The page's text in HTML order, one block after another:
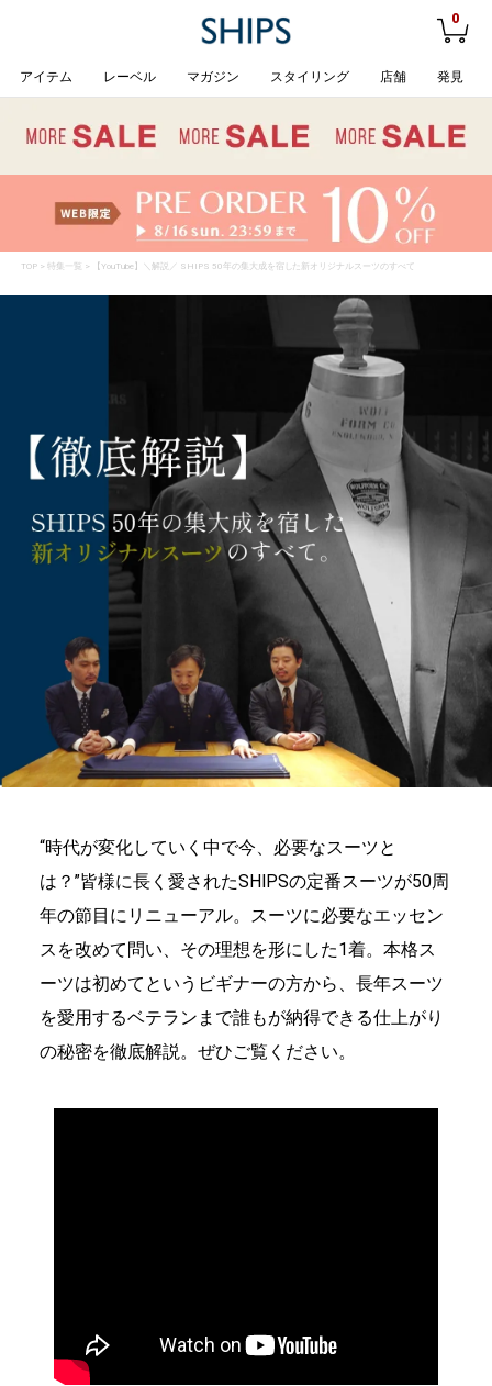
0
アイテム レーベル マガジン スタイリング 店舗 発見
TOP> 特集一覧 > 【YouTube】＼解説／ SHIPS 50年の集大成を宿した新オリジナルスーツのすべて
“時代が変化していく中で今、必要なスーツと
は？”皆様に長く愛されたSHIPSの定番スーツが50周
年の節目にリニューアル。
スーツに必要なエッセン
スを改めて問い、その理想を形にした1着。 本格ス
ーツは初めてというビギナーの方から、長年スーツ
を愛用するベテランまで誰もが納得できる仕上がり
の秘密を徹底解説。 ぜひご覧ください。